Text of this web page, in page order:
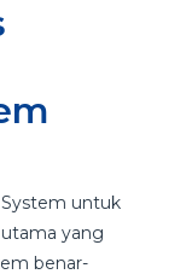
untuk
yang
benar-